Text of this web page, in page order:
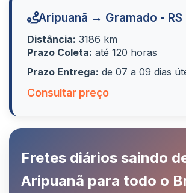
Aripuanã → Gramado - RS
Distância: 3186 km
Prazo Coleta: até 120 horas
Prazo Entrega: de 07 a 09 dias
Consultar preço
Fretes diários saindo
Aripuanã para todo o